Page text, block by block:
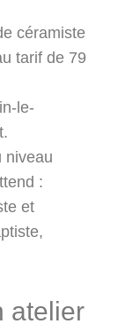
céramiste
tarif de 79
le-
niveau
:
et
atelier